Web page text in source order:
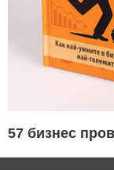
57 бизнес